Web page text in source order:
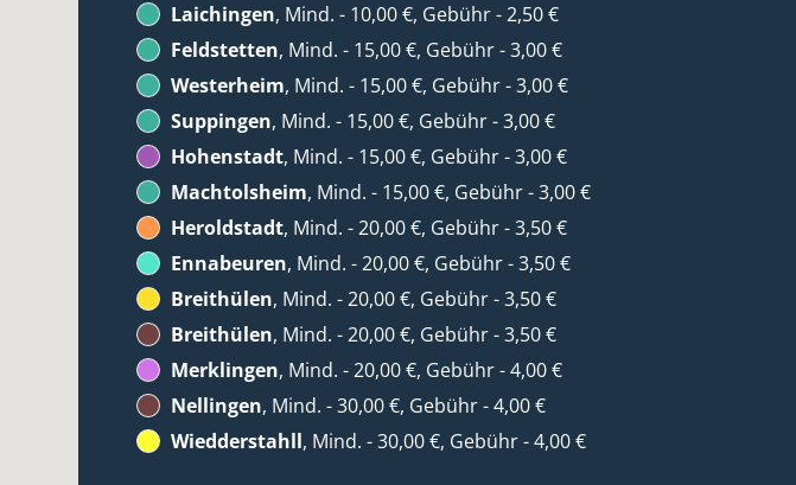
Laichingen, Mind. - 10,00 €, Gebühr - 2,50 €
Feldstetten, Mind. - 15,00 €, Gebühr - 3,00 €
Westerheim, Mind. - 15,00 €, Gebühr - 3,00 €
Suppingen, Mind. - 15,00 €, Gebühr - 3,00 €
Hohenstadt, Mind. - 15,00 €, Gebühr - 3,00 €
Machtolsheim, Mind. - 15,00 €, Gebühr - 3,00 €
Heroldstadt, Mind. - 20,00 €, Gebühr - 3,50 €
Ennabeuren, Mind. - 20,00 €, Gebühr - 3,50 €
Breithülen, Mind. - 20,00 €, Gebühr - 3,50 €
Breithülen, Mind. - 20,00 €, Gebühr - 3,50 €
Merklingen, Mind. - 20,00 €, Gebühr - 4,00 €
Nellingen, Mind. - 30,00 €, Gebühr - 4,00 €
Wiedderstahll, Mind. - 30,00 €, Gebühr - 4,00 €